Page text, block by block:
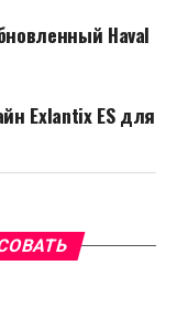
Haval
Exlantix ES для